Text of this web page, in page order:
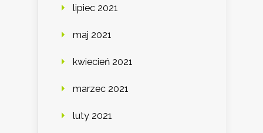
lipiec 2021
maj 2021
kwiecień 2021
marzec 2021
luty 2021